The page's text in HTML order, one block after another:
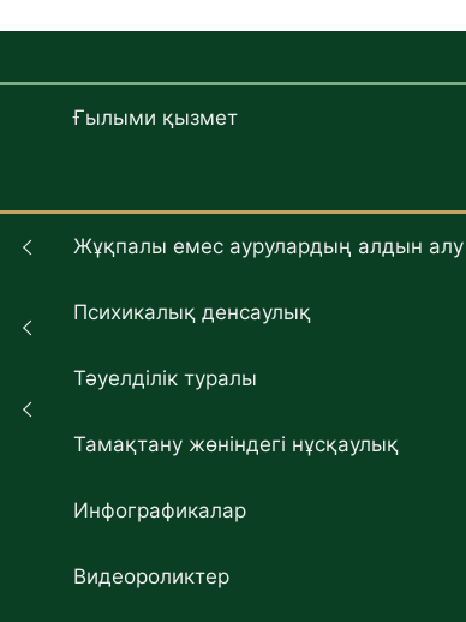
Ғылыми қызмет
Жұқпалы емес аурулардың алдын алу
Психикалық денсаулық
Тәуелділік туралы
Тамақтану жөніндегі нұсқаулық
Инфографикалар
Видеороликтер